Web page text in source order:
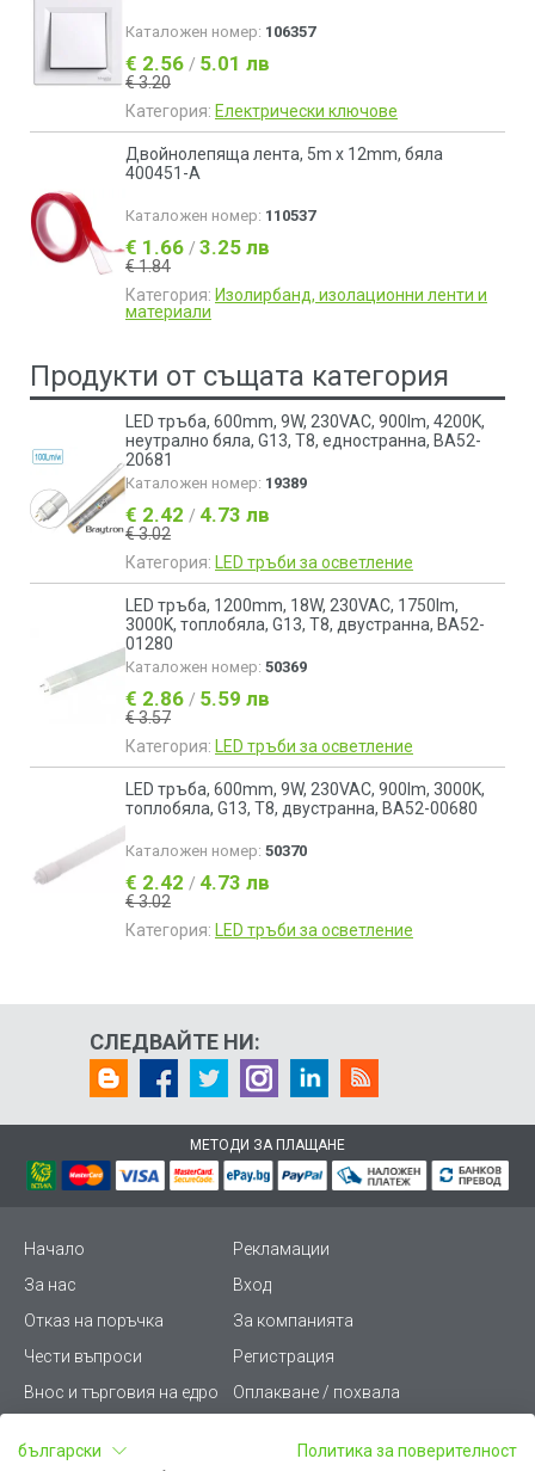
Каталожен номер: 106357
€ 2.56 / 5.01 лв
€ 3.20
Категория: Електрически ключове
Двойнолепяща лента, 5m x 12mm, бяла
400451-A
Каталожен номер: 110537
€ 1.66 / 3.25 лв
€ 1.84
Категория: Изолирбанд, изолационни ленти и
материали
Продукти от същата категория
LED тръба, 600mm, 9W, 230VAC, 900lm, 4200K,
неутрално бяла, G13, T8, едностранна, BA52-
20681
Каталожен номер: 19389
€ 2.42 / 4.73 лв
€ 3.02
Категория: LED тръби за осветление
LED тръба, 1200mm, 18W, 230VAC, 1750lm,
3000K, топлобяла, G13, T8, двустранна, BA52-
01280
Каталожен номер: 50369
€ 2.86 / 5.59 лв
€ 3.57
Категория: LED тръби за осветление
LED тръба, 600mm, 9W, 230VAC, 900lm, 3000K,
топлобяла, G13, T8, двустранна, BA52-00680
Каталожен номер: 50370
€ 2.42 / 4.73 лв
€ 3.02
Категория: LED тръби за осветление
СЛЕДВАЙТЕ НИ:
МЕТОДИ ЗА ПЛАЩАНЕ
Начало
Рекламации
За нас
Вход
Отказ на поръчка
За компанията
Чести въпроси
Регистрация
Внос и търговия на едро
Оплакване / похвала
Условия за ползване
български
Политика за поверителност